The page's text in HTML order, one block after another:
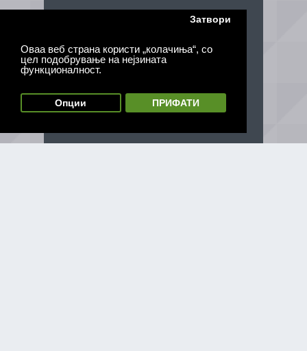
Оваа веб страна користи „колачиња“, со
цел подобрување на нејзината
функционалност.
Затвори
Опции ПРИФАТИ